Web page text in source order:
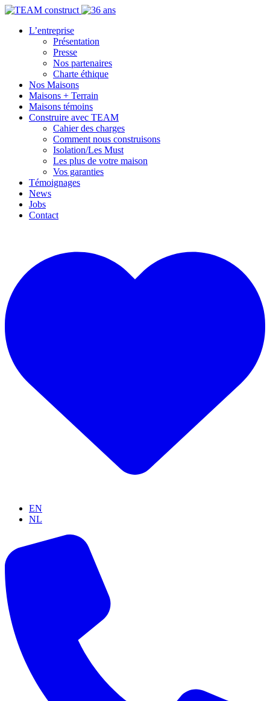
L’entreprise
Présentation
Presse
Nos partenaires
Charte éthique
Nos Maisons
Maisons + Terrain
Maisons témoins
Construire avec TEAM
Cahier des charges
Comment nous construisons
Isolation/Les Must
Les plus de votre maison
Vos garanties
Témoignages
News
Jobs
Contact
EN
NL